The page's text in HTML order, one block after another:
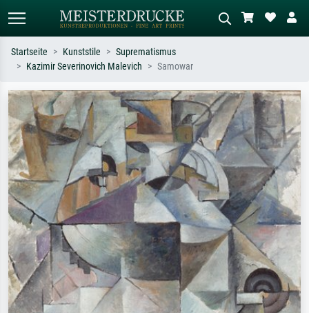
Suchen Sie nach Künstlern, Werktiteln
oder Stilen – z.B. Monet,
Sternennacht, Impressionismus, Welle
Hokusai, Akt.
Beschreiben Sie die Szene – z.B. Grüne
Wiese, Abstrakt mit viel Rot, Dunkles
Ölgemälde, Stehender Akt neben einem
Baum.
Startseite Kunststile
Suprematismus
Kazimir Severinovich Malevich
Samowar